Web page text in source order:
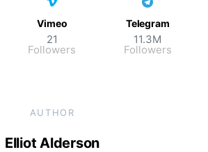
Vimeo
21
Followers
Telegram
11.3M
Followers
AUTHOR
Elliot Alderson